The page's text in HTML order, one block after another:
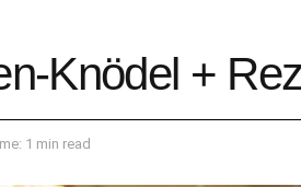
Knödel +
1 min read